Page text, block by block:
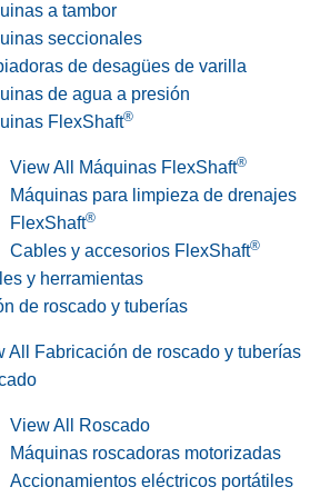
a tambor
seccionales
de desagües de varilla
de agua a presión
FlexShaft®
View All Máquinas FlexShaft®
Máquinas para limpieza de drenajes
FlexShaft®
Cables y accesorios FlexShaft®
y herramientas
de roscado y tuberías
All Fabricación de roscado y tuberías
View All Roscado
Máquinas roscadoras motorizadas
Accionamientos eléctricos portátiles